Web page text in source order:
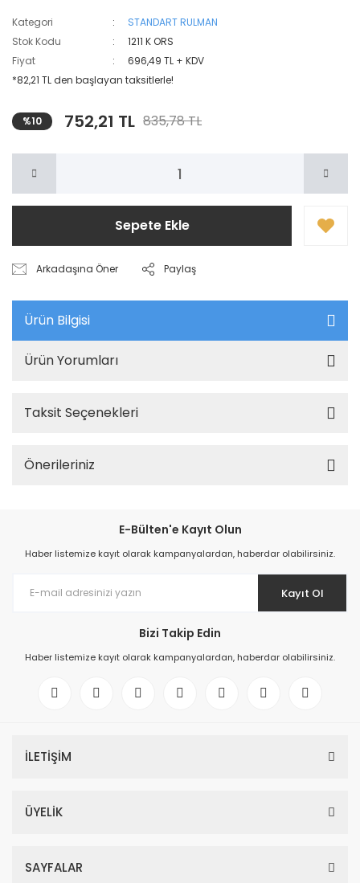
Kategori
STANDART RULMAN
Stok Kodu
1211 K ORS
Fiyat
696,49 TL + KDV
*82,21 TL den başlayan taksitlerle!
%10 752,21 TL 835,78 TL
Sepete Ekle
Arkadaşına Öner Paylaş
Ürün Bilgisi
Ürün Yorumları
Taksit Seçenekleri
Önerileriniz
E-Bülten'e Kayıt Olun
Haber listemize kayıt olarak kampanyalardan, haberdar olabilirsiniz.
Kayıt Ol
Bizi Takip Edin
Haber listemize kayıt olarak kampanyalardan, haberdar olabilirsiniz.
İLETİŞİM
ÜYELİK
SAYFALAR